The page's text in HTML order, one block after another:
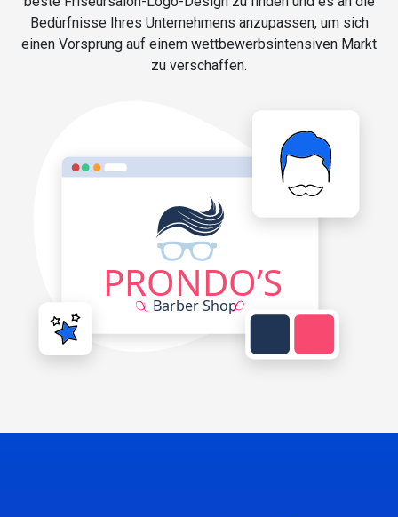
Bedürfnisse Ihres Unternehmens anzupassen, um sich
einen Vorsprung auf einem wettbewerbsintensiven Markt
zu verschaffen.